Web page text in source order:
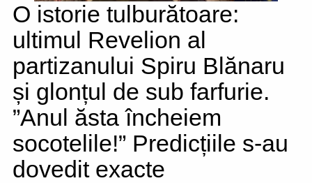
O istorie tulburătoare:
ultimul Revelion al
partizanului Spiru Blănaru
și glonțul de sub farfurie.
”Anul ăsta încheiem
socotelile!” Predicțiile s-au
dovedit exacte